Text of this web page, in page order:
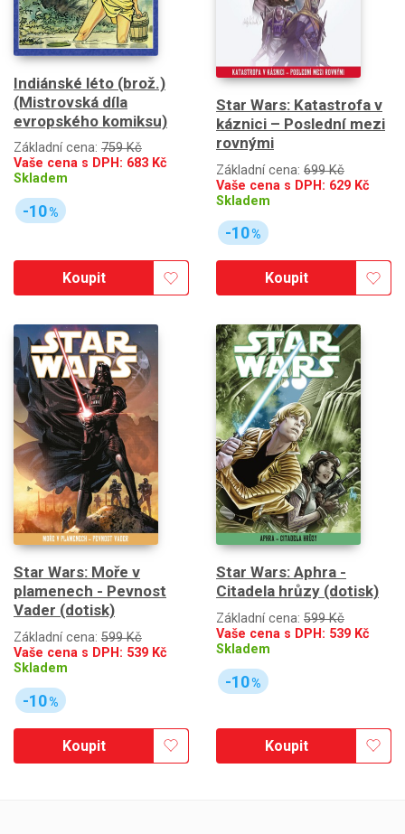
Indiánské léto (brož.)
(Mistrovská díla
evropského komiksu)
Základní cena: 759 Kč
Vaše cena s DPH: 683 Kč
Skladem
-10%
Koupit
Star Wars: Katastrofa v
káznici – Poslední mezi
rovnými
Základní cena: 699 Kč
Vaše cena s DPH: 629 Kč
Skladem
-10%
Koupit
Star Wars: Moře v
plamenech - Pevnost
Vader (dotisk)
Základní cena: 599 Kč
Vaše cena s DPH: 539 Kč
Skladem
-10%
Koupit
Star Wars: Aphra -
Citadela hrůzy (dotisk)
Základní cena: 599 Kč
Vaše cena s DPH: 539 Kč
Skladem
-10%
Koupit